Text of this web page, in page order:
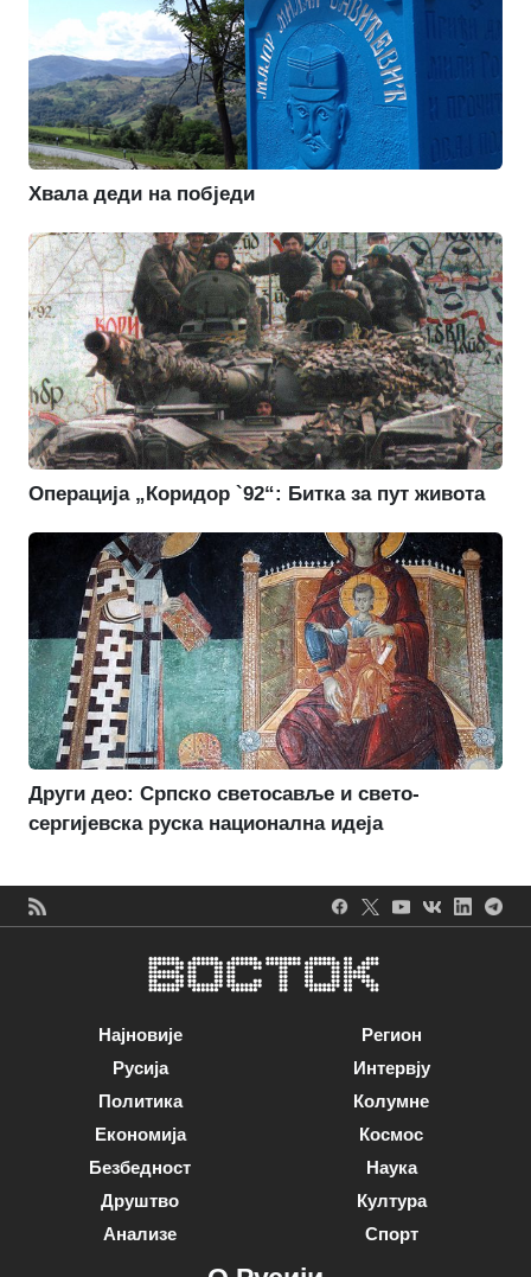
Хвала деди на побједи
Операција „Коридор `92“: Битка за пут живота
Други део: Српско светосавље и свето-
сергијевска руска национална идеја
Најновије
Русија
Политика
Економија
Безбедност
Друштво
Анализе
Регион
Интервју
Колумне
Космос
Наука
Култура
Спорт